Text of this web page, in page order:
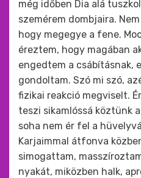
még időben Dia alá
szemérem dombjaira.
hogy megegye a fene.
éreztem, hogy magában
engedtem a csábításnak,
gondoltam. Szó mi szó,
fizikai reakció megviselt.
teszi sikamlóssá köztünk
soha nem ér fel a
Karjaimmal átfonva
simogattam,
nyakát, miközben halk,